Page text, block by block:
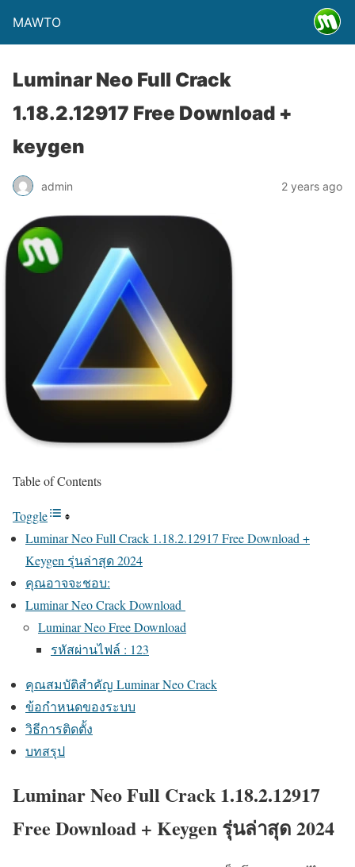
MAWTO
Luminar Neo Full Crack
1.18.2.12917 Free Download +
keygen
admin 2 years ago
Table of Contents
Toggle
Luminar Neo Full Crack 1.18.2.12917 Free Download +
Keygen รุ่นล่าสุด 2024
คุณอาจจะชอบ:
Luminar Neo Crack Download
Luminar Neo Free Download
รหัสผ่านไฟล์ : 123
คุณสมบัติสำคัญ Luminar Neo Crack
ข้อกำหนดของระบบ
วิธีการติดตั้ง
บทสรุป
Luminar Neo Full Crack 1.18.2.12917
Free Download + Keygen รุ่นล่าสุด 2024